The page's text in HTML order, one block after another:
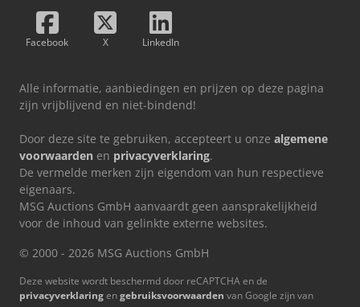
Facebook X LinkedIn
Alle informatie, aanbiedingen en prijzen op deze pagina
zijn vrijblijvend en niet-bindend!
Door deze site te gebruiken, accepteert u onze algemene
voorwaarden en privacyverklaring.
De vermelde merken zijn eigendom van hun respectieve
eigenaars.
MSG Auctions GmbH aanvaardt geen aansprakelijkheid
voor de inhoud van gelinkte externe websites.
© 2000 - 2026 MSG Auctions GmbH
Deze website wordt beschermd door reCAPTCHA en de
privacyverklaringengebruiksvoorwaarden van Google zijn van